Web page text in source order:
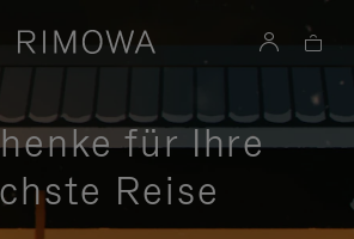
für Ihre
Reise